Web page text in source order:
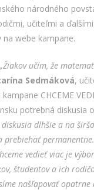
národného
učiteľmi a
webe kampane.
„Žiakov učím, že
Sedmáková,
CHCEME
potrebná diskusia
dlhšie a na
vedieť viac je
študentov a ich
našľapovať